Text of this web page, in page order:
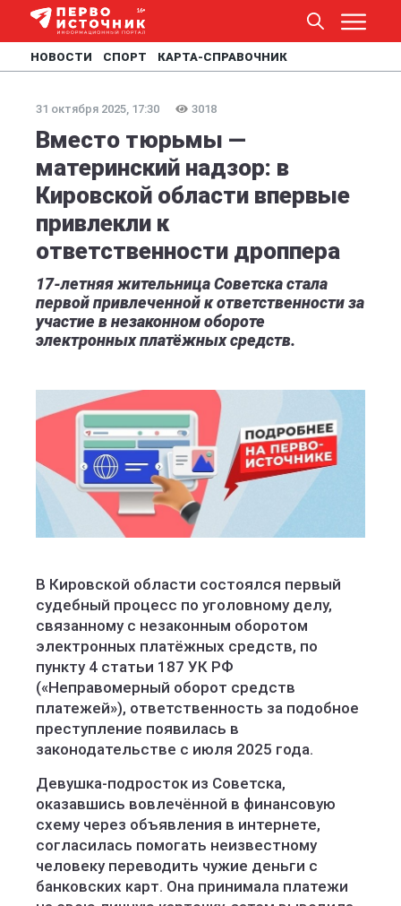
НОВОСТИ СПОРТ КАРТА-СПРАВОЧНИК
31 октября 2025, 17:30 3018
Вместо тюрьмы —
материнский надзор: в
Кировской области впервые
привлекли к
ответственности дроппера
17-летняя жительница Советска стала
первой привлеченной к ответственности за
участие в незаконном обороте
электронных платёжных средств.
В Кировской области состоялся первый
судебный процесс по уголовному делу,
связанному с незаконным оборотом
электронных платёжных средств, по
пункту 4 статьи 187 УК РФ
(«Неправомерный оборот средств
платежей»), ответственность за подобное
преступление появилась в
законодательстве с июля 2025 года.
Девушка-подросток из Советска,
оказавшись вовлечённой в финансовую
схему через объявления в интернете,
согласилась помогать неизвестному
человеку переводить чужие деньги с
банковских карт. Она принимала платежи